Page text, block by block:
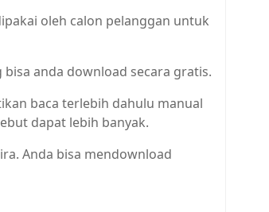
oleh calon pelanggan untuk
anda download secara gratis.
baca terlebih dahulu manual
dapat lebih banyak.
Anda bisa mendownload